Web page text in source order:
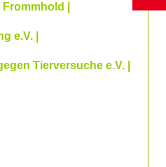
|
e.V. |
Tierversuche e.V. |